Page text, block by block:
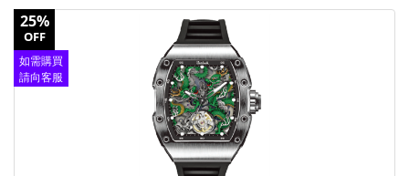
25%
OFF
如需購買
請向客服